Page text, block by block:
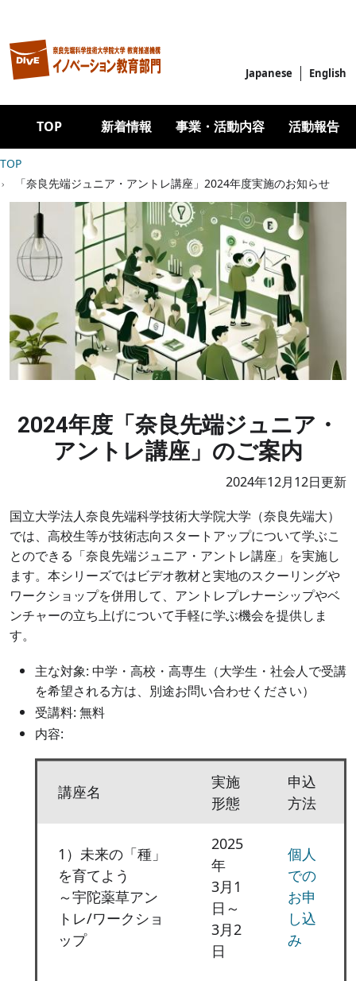
Japanese English
Main navigation
TOP 新着情報 事業・活動内容 活動報告
パンくず
TOP
「奈良先端ジュニア・アントレ講座」2024年度実施のお知らせ
2024年度「奈良先端ジュニア・
アントレ講座」のご案内
2024年12月12日更新
国立大学法人奈良先端科学技術大学院大学（奈良先端大）
では、高校生等が技術志向スタートアップについて学ぶこ
とのできる「奈良先端ジュニア・アントレ講座」を実施し
ます。本シリーズではビデオ教材と実地のスクーリングや
ワークショップを併用して、アントレプレナーシップやベ
ンチャーの立ち上げについて手軽に学ぶ機会を提供しま
す。
主な対象: 中学・高校・高専生（大学生・社会人で受講
を希望される方は、別途お問い合わせください）
受講料: 無料
内容:
講座名
実施
形態
申込
方法
1）未来の「種」
を育てよう
～宇陀薬草アン
トレ/ワークショ
ップ
2025
年
3月1
日～
3月2
日
個人
での
お申
し込
み